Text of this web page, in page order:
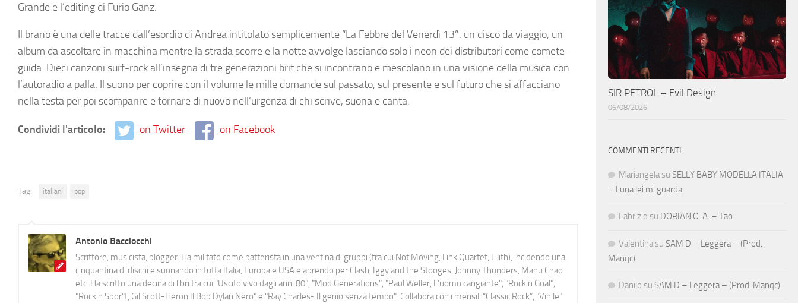
Grande e l’editing di Furio Ganz.
Il brano è una delle tracce dall’esordio di Andrea intitolato semplicemente “La Febbre del Venerdì 13”: un disco da viaggio, un
album da ascoltare in macchina mentre la strada scorre e la notte avvolge lasciando solo i neon dei distributori come comete-
guida. Dieci canzoni surf-rock all’insegna di tre generazioni brit che si incontrano e mescolano in una visione della musica con
l’autoradio a palla. Il suono per coprire con il volume le mille domande sul passato, sul presente e sul futuro che si affacciano
nella testa per poi scomparire e tornare di nuovo nell’urgenza di chi scrive, suona e canta.
Condividi l'articolo: on Twitter on Facebook
Tag: italiani pop
Antonio Bacciocchi
Scrittore, musicista, blogger. Ha militato come batterista in una ventina di gruppi (tra cui Not Moving, Link Quartet, Lilith), incidendo una
cinquantina di dischi e suonando in tutta Italia, Europa e USA e aprendo per Clash, Iggy and the Stooges, Johnny Thunders, Manu Chao
etc. Ha scritto una decina di libri tra cui "Uscito vivo dagli anni 80", "Mod Generations", "Paul Weller, L’uomo cangiante", "Rock n Goal",
"Rock n Spor"t, Gil Scott-Heron Il Bob Dylan Nero" e "Ray Charles- Il genio senza tempo". Collabora con i mensili “Classic Rock”, "Vinile"
SIR PETROL – Evil Design
06/08/2026
COMMENTI RECENTI
Mariangela su SELLY BABY MODELLA ITALIA
– Luna lei mi guarda
Fabrizio su DORIAN O. A. – Tao
Valentina su SAM D – Leggera – (Prod.
Manqc)
Danilo su SAM D – Leggera – (Prod. Manqc)